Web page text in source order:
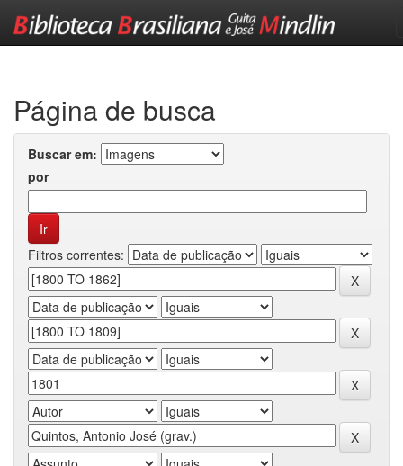
Página de busca
Buscar em:
por
Filtros correntes: